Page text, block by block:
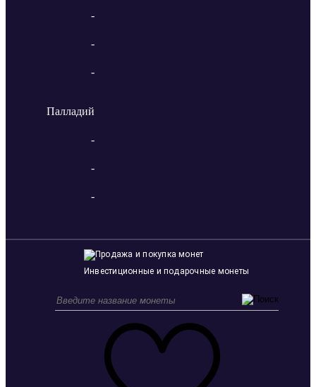
-
-
-
Палладий
-
-
-
Инвестиционные и подарочные монеты